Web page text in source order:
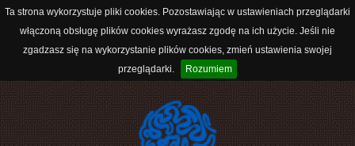
Ta strona wykorzystuje pliki cookies. Pozostawiając w ustawieniach przeglądarki
włączoną obsługę plików cookies wyrażasz zgodę na ich użycie. Jeśli nie
zgadzasz się na wykorzystanie plików cookies, zmień ustawienia swojej
przeglądarki.
Rozumiem